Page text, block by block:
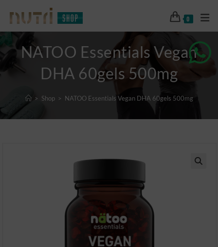
0
NATOO Essentials Vegan
DHA 60gels 500mg
> Shop > NATOO Essentials Vegan DHA 60gels 500mg